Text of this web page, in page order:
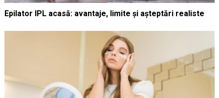
Epilator IPL acasă: avantaje, limite și așteptări realiste